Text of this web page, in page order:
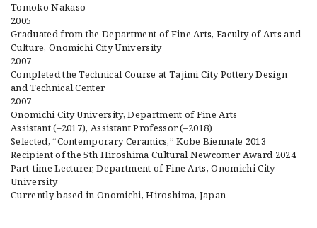
Tomoko Nakaso
2005
Graduated from the Department of Fine Arts, Faculty of Arts and
Culture, Onomichi City University
2007
Completed the Technical Course at Tajimi City Pottery Design
and Technical Center
2007–
Onomichi City University, Department of Fine Arts
Assistant (–2017), Assistant Professor (–2018)
Selected, “Contemporary Ceramics,” Kobe Biennale 2013
Recipient of the 5th Hiroshima Cultural Newcomer Award 2024
Part-time Lecturer, Department of Fine Arts, Onomichi City
University
Currently based in Onomichi, Hiroshima, Japan